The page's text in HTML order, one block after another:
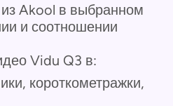
Akool в выбранном
и соотношении
Vidu Q3 в:
короткометражки,